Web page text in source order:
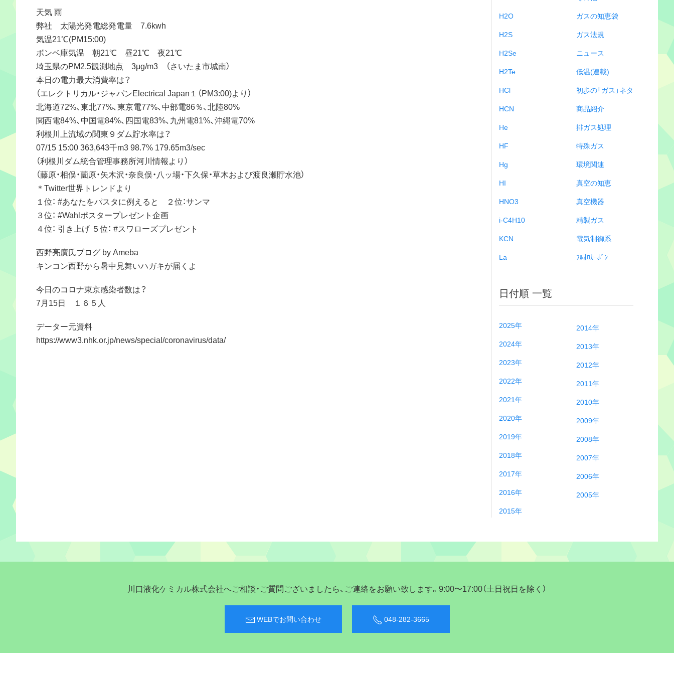
天気 雨
弊社 太陽光発電総発電量 7.6kwh
気温21℃(PM15:00)
ボンベ庫気温 朝21℃ 昼21℃ 夜21℃
埼玉県のPM2.5観測地点 3μg/m3 （さいたま市城南）
本日の電力最大消費率は？
（エレクトリカル・ジャパンElectrical Japan１（PM3:00)より）
北海道72%、東北77%、東京電77%、中部電86％、北陸80%
関西電84%、中国電84%、四国電83%、九州電81%、沖縄電70%
利根川上流域の関東９ダム貯水率は？
07/15 15:00 363,643千m3 98.7% 179.65m3/sec
（利根川ダム統合管理事務所河川情報より）
（藤原・相俣・薗原・矢木沢・奈良俣・八ッ場・下久保・草木および渡良瀬貯水池）
＊Twitter世界トレンドより
１位： #あなたをパスタに例えると ２位：サンマ
３位： #Wahlポスタープレゼント企画
４位： 引き上げ ５位： #スワローズプレゼント
西野亮廣氏ブログ by Ameba
キンコン西野から暑中見舞いハガキが届くよ
今日のコロナ東京感染者数は？
7月15日 １６５人
データー元資料
https://www3.nhk.or.jp/news/special/coronavirus/data/
H2O
H2S
H2Se
H2Te
HCl
HCN
He
HF
Hg
HI
HNO3
i-C4H10
KCN
La
ガスの知恵袋
ガス法規
ニュース
低温(連載)
初歩の「ガス」ネタ
商品紹介
排ガス処理
特殊ガス
環境関連
真空の知恵
真空機器
精製ガス
電気制御系
ﾌﾙｵﾛｶｰﾎﾞﾝ
日付順 一覧
2025年
2024年
2023年
2022年
2021年
2020年
2019年
2018年
2017年
2016年
2015年
2014年
2013年
2012年
2011年
2010年
2009年
2008年
2007年
2006年
2005年
川口液化ケミカル株式会社へご相談・ご質問ございましたら、ご連絡をお願い致します。9:00〜17:00（土日祝日を除く）
WEBでお問い合わせ 048-282-3665